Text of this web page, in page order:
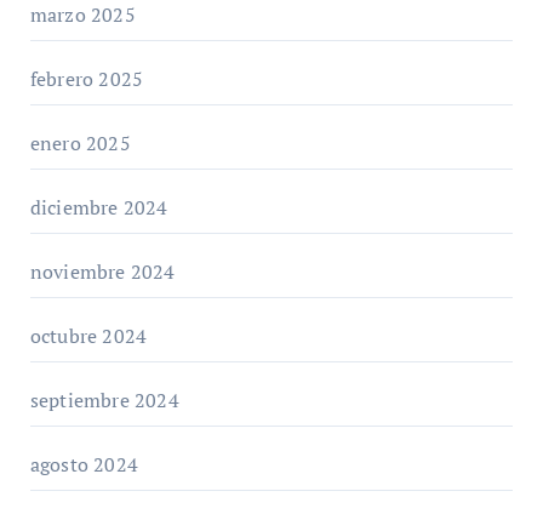
marzo 2025
febrero 2025
enero 2025
diciembre 2024
noviembre 2024
octubre 2024
septiembre 2024
agosto 2024